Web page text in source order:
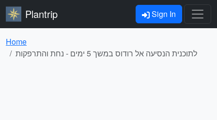
Plantrip Sign In
Home
לתוכנית הנסיעה אל רודוס במשך 5 ימים - נחת והתרפקות